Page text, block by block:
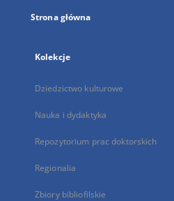
Strona główna
Kolekcje
Dziedzictwo kulturowe
Nauka i dydaktyka
Repozytorium prac doktorskich
Regionalia
Zbiory bibliofilskie